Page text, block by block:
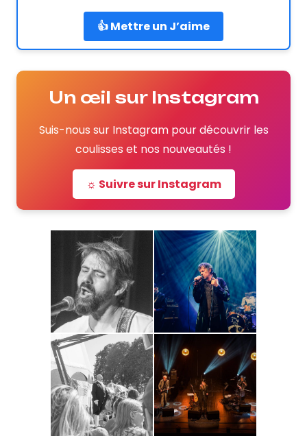
👍 Mettre un J’aime
Un œil sur Instagram
Suis-nous sur Instagram pour découvrir les
coulisses et nos nouveautés !
☼ Suivre sur Instagram